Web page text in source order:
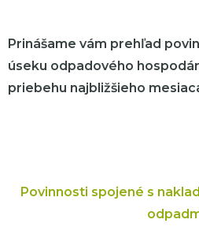
Prinášame vám prehľad
úseku odpadového
priebehu najbližšieho
Povinnosti spojené s